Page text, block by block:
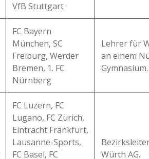
VfB Stuttgart
FC Bayern
München, SC
Freiburg, Werder
Bremen, 1. FC
Nürnberg
Lehrer für
an einem
Gymnasium.
FC Luzern, FC
Lugano, FC Zürich,
Eintracht Frankfurt,
Lausanne-Sports,
FC Basel, FC
Würth AG.